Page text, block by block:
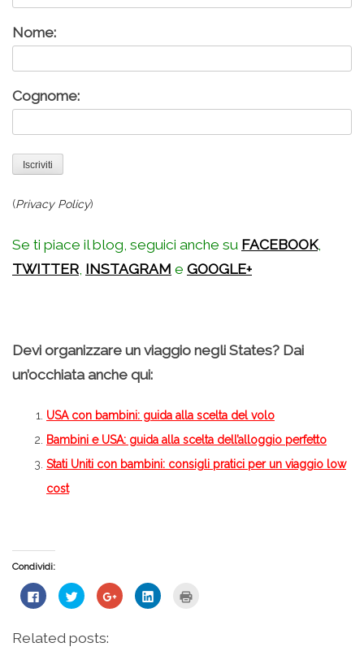
Nome:
Cognome:
(Privacy Policy)
Se ti piace il blog, seguici anche su FACEBOOK,
TWITTER INSTAGRAM e GOOGLE+
Devi organizzare un viaggio negli States? Dai
un’occhiata anche qui:
USA con bambini: guida alla scelta del volo
Bambini e USA: guida alla scelta dell’alloggio perfetto
Stati Uniti con bambini: consigli pratici per un viaggio low
cost
Condividi:
Fai
clic
su
Facebook
Fai
clic
condividere
su
Fai
clic
Fai
clic
Related posts: